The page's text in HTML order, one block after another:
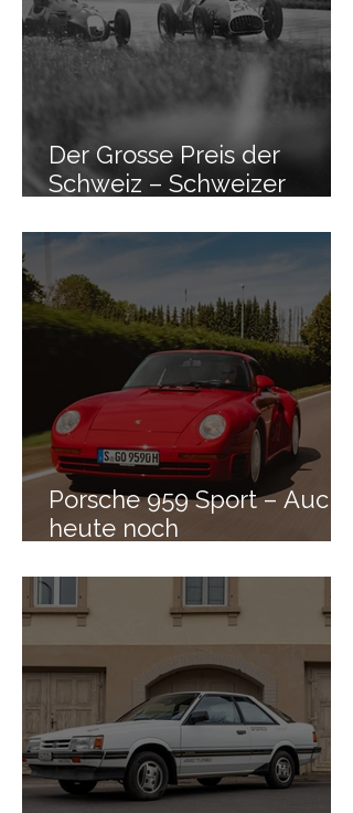
Der Grosse Preis der
Schweiz – Schweizer
Porsche 959 Sport – Auch
heute noch